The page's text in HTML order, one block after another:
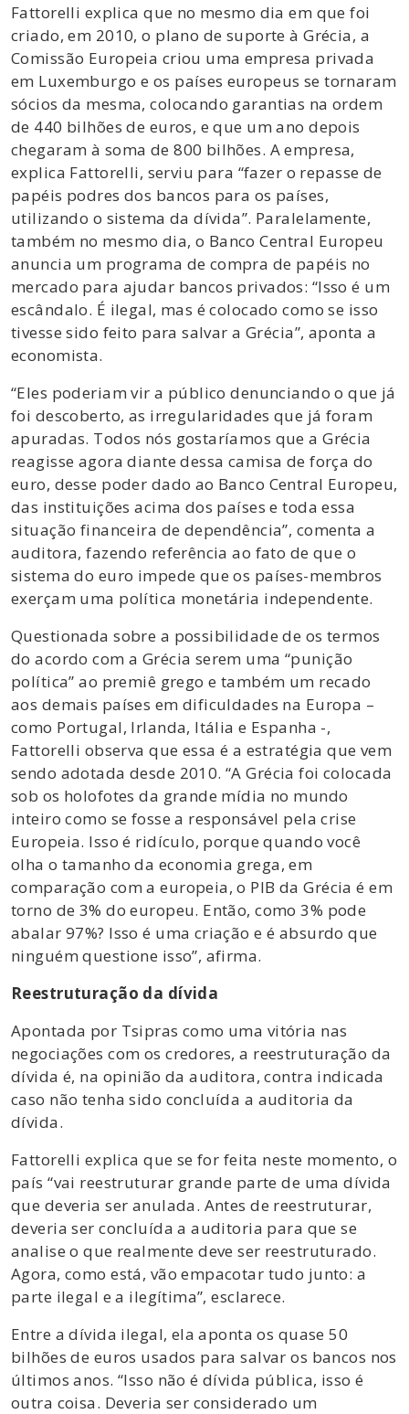
Fattorelli explica que no mesmo dia em que foi
criado, em 2010, o plano de suporte à Grécia, a
Comissão Europeia criou uma empresa privada
em Luxemburgo e os países europeus se tornaram
sócios da mesma, colocando garantias na ordem
de 440 bilhões de euros, e que um ano depois
chegaram à soma de 800 bilhões. A empresa,
explica Fattorelli, serviu para “fazer o repasse de
papéis podres dos bancos para os países,
utilizando o sistema da dívida”. Paralelamente,
também no mesmo dia, o Banco Central Europeu
anuncia um programa de compra de papéis no
mercado para ajudar bancos privados: “Isso é um
escândalo. É ilegal, mas é colocado como se isso
tivesse sido feito para salvar a Grécia”, aponta a
economista.
“Eles poderiam vir a público denunciando o que já
foi descoberto, as irregularidades que já foram
apuradas. Todos nós gostaríamos que a Grécia
reagisse agora diante dessa camisa de força do
euro, desse poder dado ao Banco Central Europeu,
das instituições acima dos países e toda essa
situação financeira de dependência”, comenta a
auditora, fazendo referência ao fato de que o
sistema do euro impede que os países-membros
exerçam uma política monetária independente.
Questionada sobre a possibilidade de os termos
do acordo com a Grécia serem uma “punição
política” ao premiê grego e também um recado
aos demais países em dificuldades na Europa –
como Portugal, Irlanda, Itália e Espanha -,
Fattorelli observa que essa é a estratégia que vem
sendo adotada desde 2010. “A Grécia foi colocada
sob os holofotes da grande mídia no mundo
inteiro como se fosse a responsável pela crise
Europeia. Isso é ridículo, porque quando você
olha o tamanho da economia grega, em
comparação com a europeia, o PIB da Grécia é em
torno de 3% do europeu. Então, como 3% pode
abalar 97%? Isso é uma criação e é absurdo que
ninguém questione isso”, afirma.
Reestruturação da dívida
Apontada por Tsipras como uma vitória nas
negociações com os credores, a reestruturação da
dívida é, na opinião da auditora, contra indicada
caso não tenha sido concluída a auditoria da
dívida.
Fattorelli explica que se for feita neste momento, o
país “vai reestruturar grande parte de uma dívida
que deveria ser anulada. Antes de reestruturar,
deveria ser concluída a auditoria para que se
analise o que realmente deve ser reestruturado.
Agora, como está, vão empacotar tudo junto: a
parte ilegal e a ilegítima”, esclarece.
Entre a dívida ilegal, ela aponta os quase 50
bilhões de euros usados para salvar os bancos nos
últimos anos. “Isso não é dívida pública, isso é
outra coisa. Deveria ser considerado um